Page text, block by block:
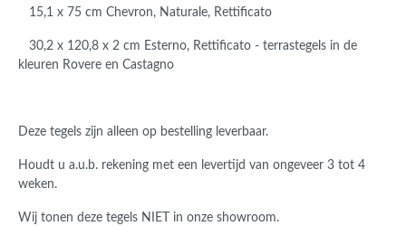
15,1 x 75 cm Chevron, Naturale, Rettificato
30,2 x 120,8 x 2 cm Esterno, Rettificato - terrastegels in de
kleuren Rovere en Castagno
Deze tegels zijn alleen op bestelling leverbaar.
Houdt u a.u.b. rekening met een levertijd van ongeveer 3 tot 4
weken.
Wij tonen deze tegels NIET in onze showroom.